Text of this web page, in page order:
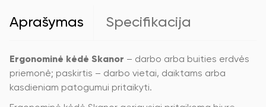
Aprašymas Specifikacija
Ergonominė kėdė Skanor – darbo arba buities erdvės
priemonė; paskirtis – darbo vietai, daiktams arba
kasdieniam patogumui pritaikyti.